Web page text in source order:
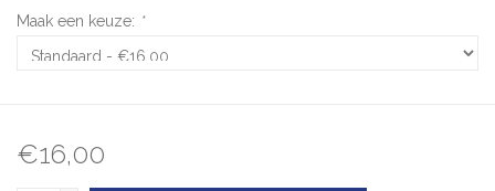
Maak een keuze: *
€16,00